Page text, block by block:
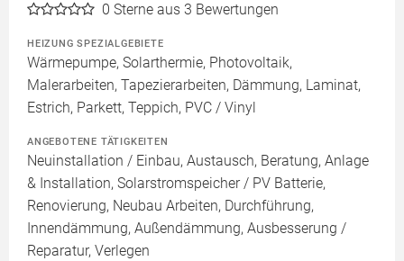
0 Sterne aus 3 Bewertungen
HEIZUNG SPEZIALGEBIETE
Wärmepumpe, Solarthermie, Photovoltaik,
Malerarbeiten, Tapezierarbeiten, Dämmung, Laminat,
Estrich, Parkett, Teppich, PVC / Vinyl
ANGEBOTENE TÄTIGKEITEN
Neuinstallation / Einbau, Austausch, Beratung, Anlage
& Installation, Solarstromspeicher / PV Batterie,
Renovierung, Neubau Arbeiten, Durchführung,
Innendämmung, Außendämmung, Ausbesserung /
Reparatur, Verlegen